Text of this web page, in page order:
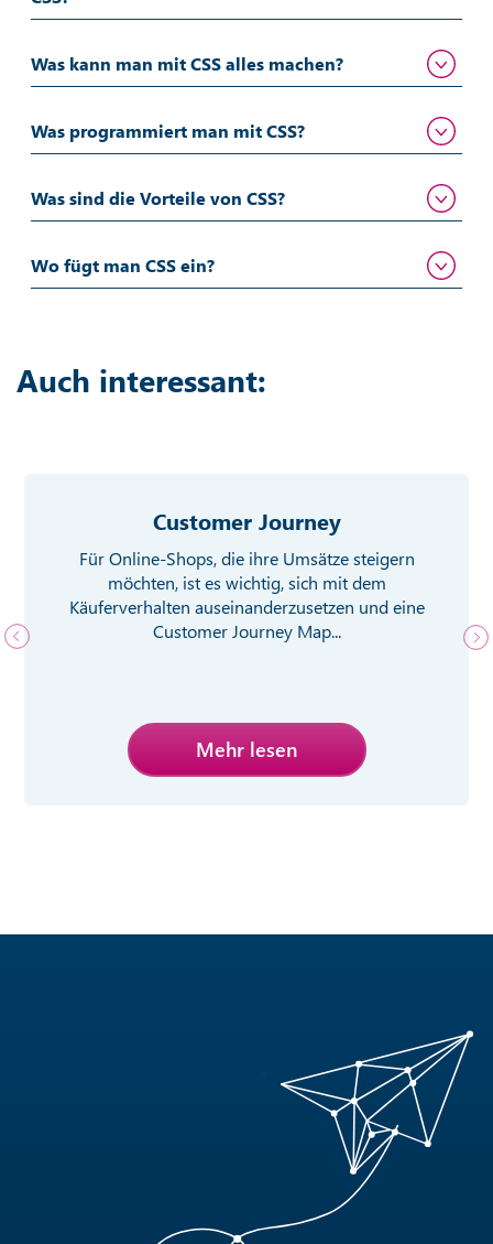
Was kann man mit CSS alles machen?
Was programmiert man mit CSS?
Was sind die Vorteile von CSS?
Wo fügt man CSS ein?
Auch interessant:
Customer Journey
Für Online-Shops, die ihre Umsätze steigern
möchten, ist es wichtig, sich mit dem
Käuferverhalten auseinanderzusetzen und eine
Customer Journey Map...
Mehr lesen